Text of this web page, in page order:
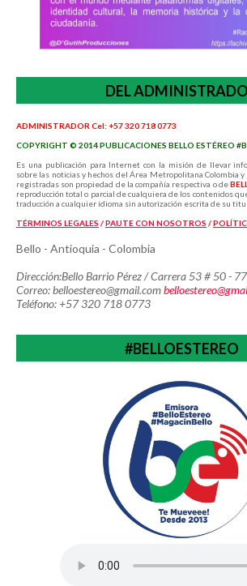
DEL
ADMINISTRADOR Cel: +57 320 718 0773
COPYRIGHT © 2014 PUBLICACIONES BELLO ESTÉREO
Es una publicación para Internet con la misión de llevar
sobre las noticias y hechos del Área Metropolitana Colombia y
registradas son propiedad de la compañía respectiva o de
reproducción total o parcial de cualquiera de los contenidos
traducción a cualquier idioma sin autorización escrita de su
TÉRMINOS LEGALES /PAUTE CON NOSOTROS /
Bello - Antioquia - Colombia
Dirección:Bello Barrio Pérez / Carrera 53 # 50 -
Correo: belloestereo@gmail.com
Teléfono: +57 320 718 0773
#BELLOESTEREO